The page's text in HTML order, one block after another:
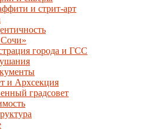
и стрит-арт
города и ГСС
и Архсекция
градсовет